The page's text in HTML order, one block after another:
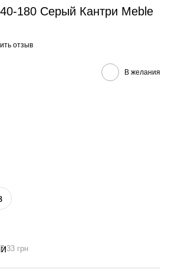
180 Серый Кантри Meble
отзыв
В желания
грн